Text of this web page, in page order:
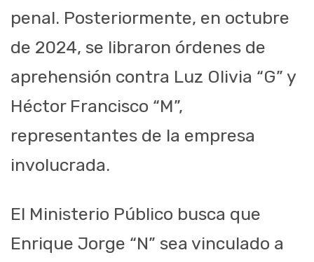
penal. Posteriormente, en octubre
de 2024, se libraron órdenes de
aprehensión contra Luz Olivia “G” y
Héctor Francisco “M”,
representantes de la empresa
involucrada.
El Ministerio Público busca que
Enrique Jorge “N” sea vinculado a